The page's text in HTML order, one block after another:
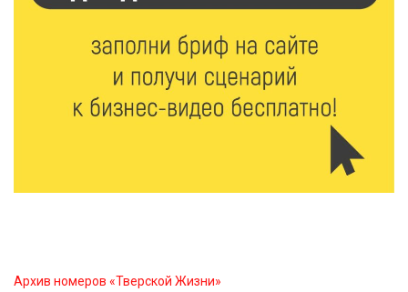
Голубев проверил школы и детсады Зубцова к 1
6 Авг 2026 15:01 312
От Твери до Москвы: выставка художника
Владимира Васильева о героях СВО проходит в РГБ
Архив номеров «Тверской Жизни»